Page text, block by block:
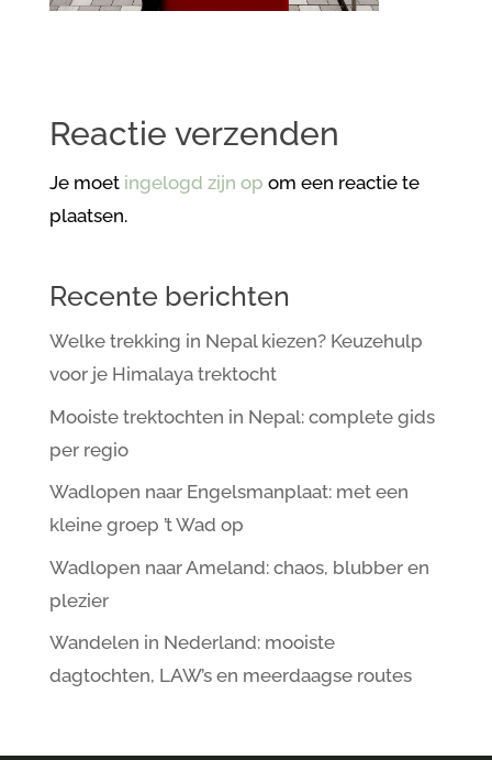
Reactie verzenden
Je moet ingelogd zijn op om een reactie te
plaatsen.
Recente berichten
Welke trekking in Nepal kiezen? Keuzehulp
voor je Himalaya trektocht
Mooiste trektochten in Nepal: complete gids
per regio
Wadlopen naar Engelsmanplaat: met een
kleine groep ’t Wad op
Wadlopen naar Ameland: chaos, blubber en
plezier
Wandelen in Nederland: mooiste
dagtochten, LAW’s en meerdaagse routes